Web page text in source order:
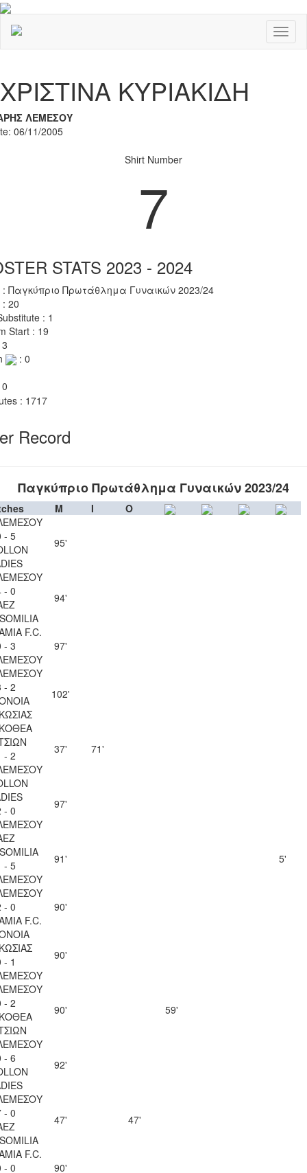
ΧΡΙΣΤΙΝΑ ΚΥΡΙΑΚΙΔΗ
ΛΕΜΕΣΟΥ
06/11/2005
Shirt Number
7
STATS 2023 - 2024
: Παγκύπριο Πρωτάθλημα Γυναικών 2023/24
: 20
: 1
Start : 19
: 0
: 1717
Record
Παγκύπριο Πρωτάθλημα Γυναικών 2023/24
M I
O
- 5
95'
- 0
94'
F.C.
- 3
97'
- 2
102'
- 2
37' 71'
- 0
97'
- 5
91' 5'
- 0
F.C.
90'
- 1
90'
- 2
90' 59'
- 6
92'
- 0
47' 47'
F.C.
- 0
90'